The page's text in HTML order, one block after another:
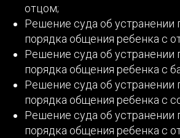
отцом;
Решение суда об
порядка общения ребенка с
Решение суда об
порядка общения ребенка с
Решение суда об
порядка общения ребенка с
Решение суда об
порядка общения ребенка с